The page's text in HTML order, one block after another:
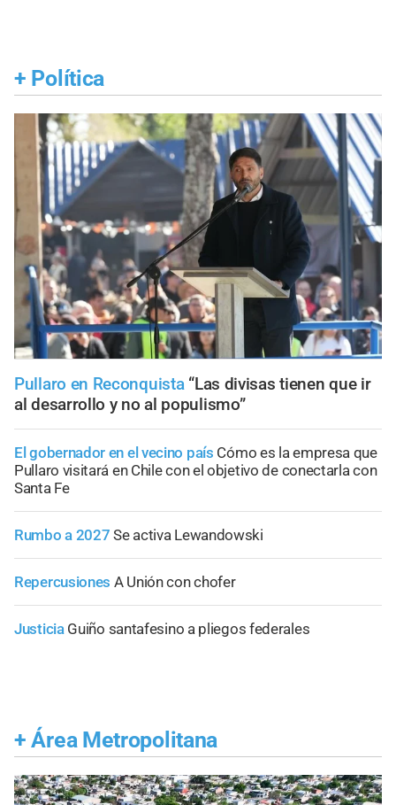
+ Política
Pullaro en Reconquista “Las divisas tienen que ir
al desarrollo y no al populismo”
El gobernador en el vecino país Cómo es la empresa que
Pullaro visitará en Chile con el objetivo de conectarla con
Santa Fe
Rumbo a 2027 Se activa Lewandowski
Repercusiones A Unión con chofer
Justicia Guiño santafesino a pliegos federales
+ Área Metropolitana